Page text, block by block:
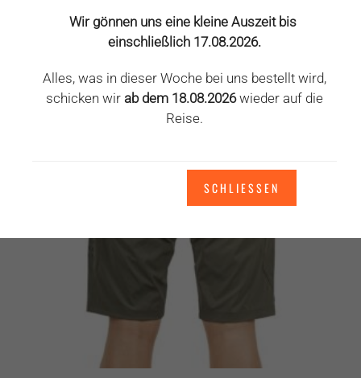
weist
mehrere
auf.
Die
Optionen
werden
Wir gönnen uns eine kleine Auszeit bis
einschließlich 17.08.2026.
Alles, was in dieser Woche bei uns bestellt wird,
schicken wir ab dem 18.08.2026wieder auf die
Reise.
SCHLIESSEN